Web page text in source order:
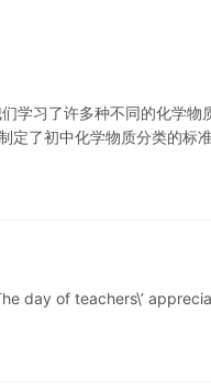
学习了许多种不同的化学
定了初中化学物质分类的标
day of teachers\’